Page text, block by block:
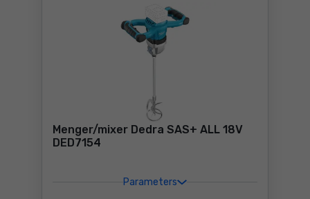
Menger/mixer Dedra SAS+ ALL 18V
DED7154
Parameters